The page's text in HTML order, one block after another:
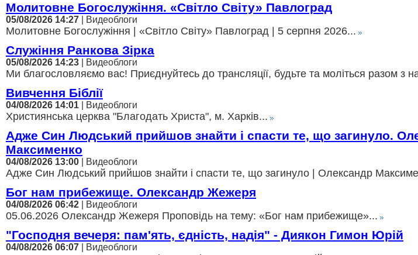
Молитовне Богослужіння. «Світло Світу» Павлоград
05/08/2026 14:27 | Видеоблоги
Молитовне Богослужіння | «Світло Світу» Павлоград | 5 серпня 2026...
Служіння Ранкова Зірка
05/08/2026 14:23 | Видеоблоги
Ми благословляємо вас! Приєднуйтесь до трансляції, будьте та моліться разом з
Вивчення Біблії
04/08/2026 14:01 | Видеоблоги
Християнська церква "Благодать Христа", м. Харків...
Адже Син Людський прийшов знайти і спасти те, що загинуло.
Максименко
04/08/2026 13:00 | Видеоблоги
Адже Син Людський прийшов знайти і спасти те, що загинуло | Олександр
Бог нам прибежище. Олександр Жежеря
04/08/2026 06:42 | Видеоблоги
05.06.2026 Олександр Жежеря Проповідь на тему: «Бог нам прибежище»...
"Господня вечеря: пам'ять, єдність, надія" - Диякон Гимон Юрій
04/08/2026 06:07 | Видеоблоги